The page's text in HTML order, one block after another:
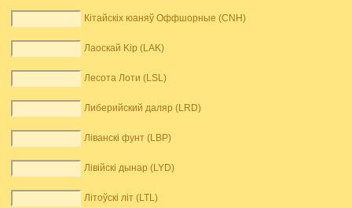
Кітайскіх юаняў Оффшорные (CNH)
Лаоскай Kip (LAK)
Лесота Лоти (LSL)
Либерийский даляр (LRD)
Ліванскі фунт (LBP)
Лівійскі дынар (LYD)
Літоўскі літ (LTL)